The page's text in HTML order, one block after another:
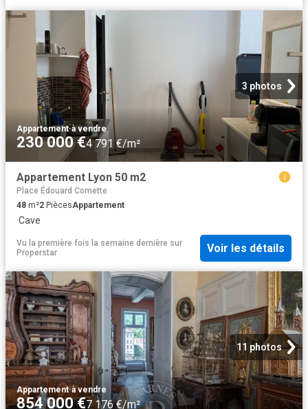
3 photos
Appartement·à vendre
230 000 €4 791 €/m²
Appartement Lyon 50 m2
Place Édouard Comette
48 m²2 PiècesAppartement
·Cave
Vu la première fois la semaine dernière sur
Properstar
Voir les détails
11 photos
Appartement·à vendre
854 000 €7 176 €/m²